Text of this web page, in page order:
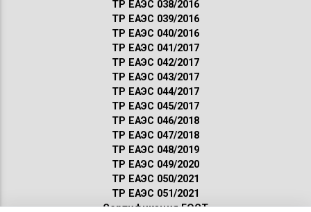
ТР ЕАЭС 038/2016
ТР ЕАЭС 039/2016
ТР ЕАЭС 040/2016
ТР ЕАЭС 041/2017
ТР ЕАЭС 042/2017
ТР ЕАЭС 043/2017
ТР ЕАЭС 044/2017
ТР ЕАЭС 045/2017
ТР ЕАЭС 046/2018
ТР ЕАЭС 047/2018
ТР ЕАЭС 048/2019
ТР ЕАЭС 049/2020
ТР ЕАЭС 050/2021
ТР ЕАЭС 051/2021
Сертификация ГОСТ